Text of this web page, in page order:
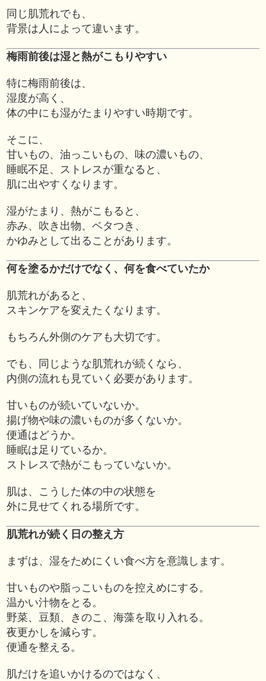
同じ肌荒れでも、
背景は人によって違います。
梅雨前後は湿と熱がこもりやすい
特に梅雨前後は、
湿度が高く、
体の中にも湿がたまりやすい時期です。
そこに、
甘いもの、油っこいもの、味の濃いもの、
睡眠不足、ストレスが重なると、
肌に出やすくなります。
湿がたまり、熱がこもると、
赤み、吹き出物、ベタつき、
かゆみとして出ることがあります。
何を塗るかだけでなく、何を食べていたか
肌荒れがあると、
スキンケアを変えたくなります。
もちろん外側のケアも大切です。
でも、同じような肌荒れが続くなら、
内側の流れも見ていく必要があります。
甘いものが続いていないか。
揚げ物や味の濃いものが多くないか。
便通はどうか。
睡眠は足りているか。
ストレスで熱がこもっていないか。
肌は、こうした体の中の状態を
外に見せてくれる場所です。
肌荒れが続く日の整え方
まずは、湿をためにくい食べ方を意識します。
甘いものや脂っこいものを控えめにする。
温かい汁物をとる。
野菜、豆類、きのこ、海藻を取り入れる。
夜更かしを減らす。
便通を整える。
肌だけを追いかけるのではなく、